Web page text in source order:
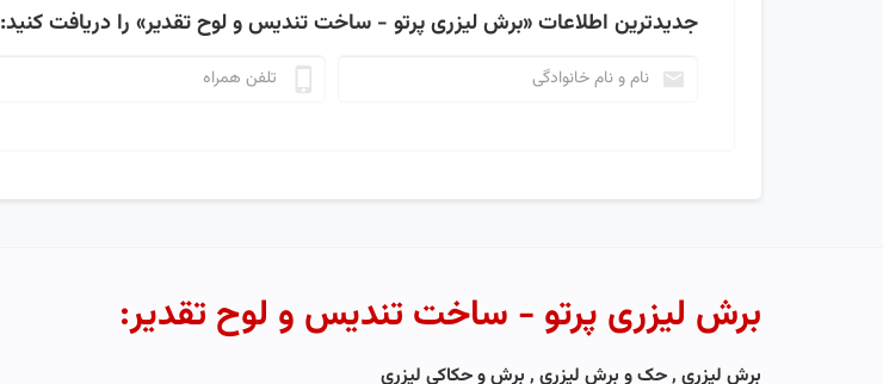
جدیدترین اطلاعات«برش لیزری پرتو - ساخت تندیس و لوح تقدیر» را دریافت کنید:
برش لیزری پرتو - ساخت تندیس و لوح تقدیر:
برش لیزری , حک و برش لیزری , برش و حکاکی لیزری